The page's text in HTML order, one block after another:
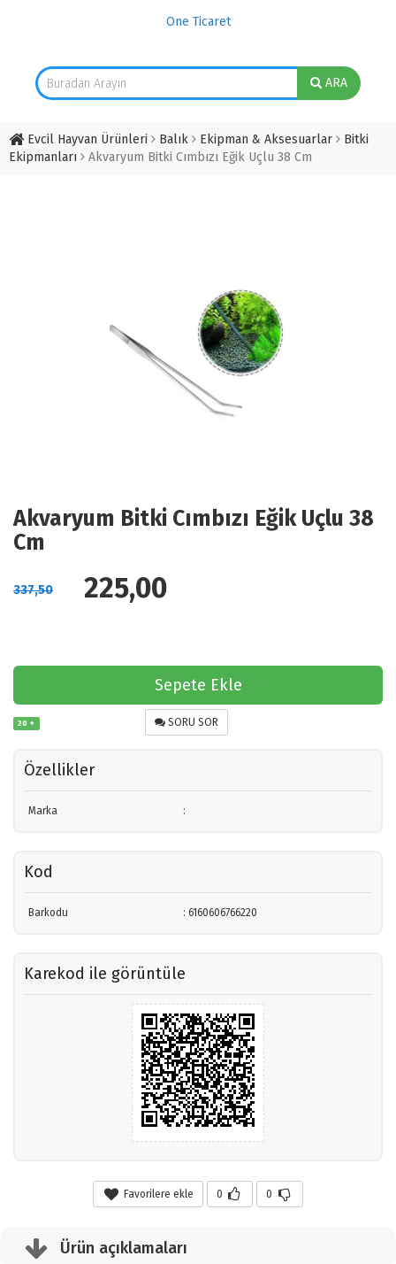
One Ticaret
ARA
Evcil Hayvan Ürünleri Balık Ekipman & Aksesuarlar
Bitki
Ekipmanları
Akvaryum Bitki Cımbızı Eğik Uçlu 38 Cm
Akvaryum Bitki Cımbızı Eğik Uçlu 38
Cm
337,50 225,00
Sepete Ekle
20 + SORU SOR
Özellikler
Marka :
Kod
Barkodu : 6160606766220
Karekod ile görüntüle
Favorilere ekle 0 0
Ürün açıklamaları